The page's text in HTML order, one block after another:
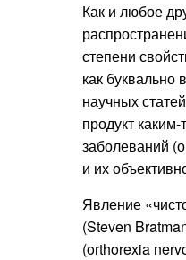
Как и любое
степени
как буквально
научных
продукт
заболеваний
и их
Явление
(Steven
(orthorexia